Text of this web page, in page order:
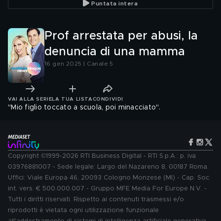
Puntata intera
Prof arrestata per abusi, la
denuncia di una mamma
16 gen 2025 | Canale 5
VAI ALLA SERIE LA TUA LISTA CONDIVIDI
"Mio figlio toccato a scuola, poi minacciato".
Copyright ©1999-2026 RTI Business Digital - RTI S.p.A.: p. iva
03976881007 - Sede legale: Largo del Nazareno 8, 00187 Roma.
Uffici: Viale Europa 46, 20093 Cologno Monzese (MI) - Cap. Soc.
int. vers. € 500.000.007 - Gruppo MFE Media For Europe N.V. -
Tutti i diritti riservati. Rispetto ai contenuti trasmessi e/o
riprodotti è vietata ogni utilizzazione funzionale